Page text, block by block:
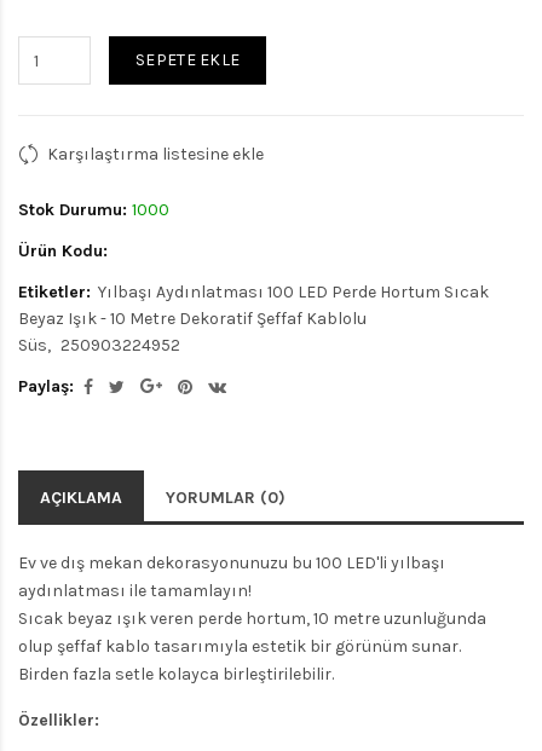
SEPETE EKLE
Karşılaştırma listesine ekle
Stok Durumu: 1000
Ürün Kodu:
Etiketler: Yılbaşı Aydınlatması 100 LED Perde Hortum Sıcak
Beyaz Işık - 10 Metre Dekoratif Şeffaf Kablolu
Süs
250903224952
Paylaş:
AÇIKLAMA YORUMLAR (0)
Ev ve dış mekan dekorasyonunuzu bu 100 LED'li yılbaşı
aydınlatması ile tamamlayın!
Sıcak beyaz ışık veren perde hortum, 10 metre uzunluğunda
olup şeffaf kablo tasarımıyla estetik bir görünüm sunar.
Birden fazla setle kolayca birleştirilebilir.
Özellikler: